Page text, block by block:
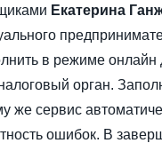
Екатерина
в режиме онлайн
орган.
же сервис
ошибок. В